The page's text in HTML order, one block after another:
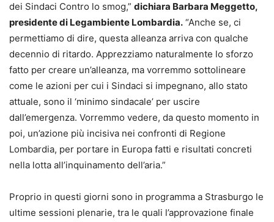
dei Sindaci Contro lo smog,” dichiara Barbara Meggetto,
presidente di Legambiente Lombardia. “Anche se, ci
permettiamo di dire, questa alleanza arriva con qualche
decennio di ritardo. Apprezziamo naturalmente lo sforzo
fatto per creare un’alleanza, ma vorremmo sottolineare
come le azioni per cui i Sindaci si impegnano, allo stato
attuale, sono il ‘minimo sindacale’ per uscire
dall’emergenza. Vorremmo vedere, da questo momento in
poi, un’azione più incisiva nei confronti di Regione
Lombardia, per portare in Europa fatti e risultati concreti
nella lotta all’inquinamento dell’aria.”
Proprio in questi giorni sono in programma a Strasburgo le
ultime sessioni plenarie, tra le quali l’approvazione finale